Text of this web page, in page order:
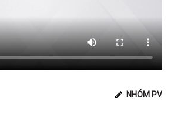
NHÓM PV